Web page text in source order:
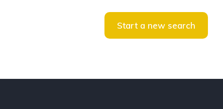
Start a new search